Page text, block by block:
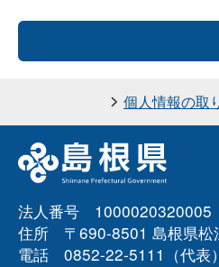
個人情報の取
法人番号 1000020320005
住所 〒690-8501 島根県松
電話 0852-22-5111（代表）